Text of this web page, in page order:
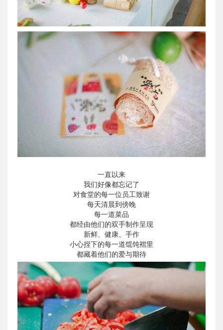
一直以来
我们好像都忘记了
对食堂的每一位员工致谢
每天清晨到傍晚
每一道菜品
都经由他们的双手制作呈现
新鲜、健康、手作
小心捏下的每一道馄饨褶里
都藏着他们的爱与期待